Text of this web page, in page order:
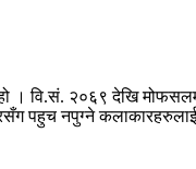
। वि.सं. २०६९ देखि
पहुच नपुग्ने